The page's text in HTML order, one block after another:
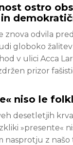
ostro
znova odvila
globoko
v ulici Acca
prizor
niso le
desetletjih
»presente«
nasprotju z